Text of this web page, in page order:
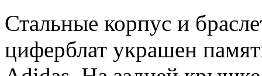
Стальные корпус и
циферблат украшен